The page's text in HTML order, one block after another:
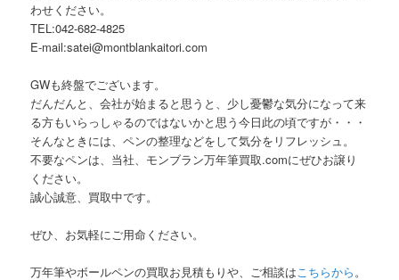
わせください。
TEL:042-682-4825
E-mail:satei@montblankaitori.com
GWも終盤でございます。
だんだんと、会社が始まると思うと、少し憂鬱な気分になって来
る方もいらっしゃるのではないかと思う今日此の頃ですが・・・
そんなときには、ペンの整理などをして気分をリフレッシュ。
不要なペンは、当社、モンブラン万年筆買取.comにぜひお譲り
ください。
誠心誠意、買取中です。
ぜひ、お気軽にご用命ください。
万年筆やボールペンの買取お見積もりや、ご相談はこちらから。